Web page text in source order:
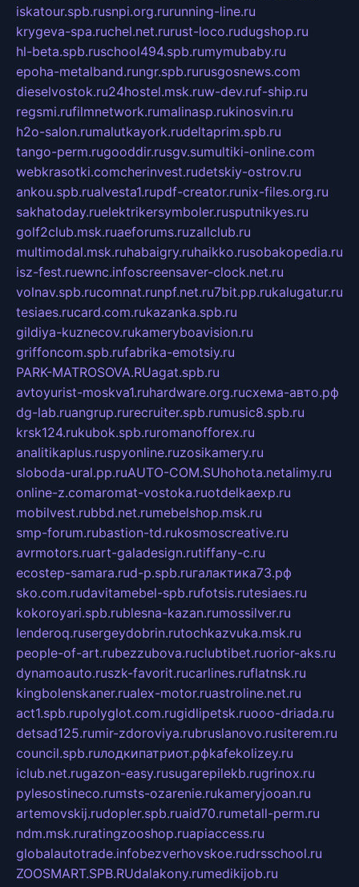
iskatour.spb.rusnpi.org.rurunning-line.ru
krygeva-spa.ruchel.net.rurust-loco.rudugshop.ru
hl-beta.spb.ruschool494.spb.rumymubaby.ru
epoha-metalband.rungr.spb.rurusgosnews.com
dieselvostok.ru24hostel.msk.ruw-dev.ruf-ship.ru
regsmi.rufilmnetwork.rumalinasp.rukinosvin.ru
h2o-salon.rumalutkayork.rudeltaprim.spb.ru
tango-perm.rugooddir.rusgv.sumultiki-online.com
webkrasotki.comcherinvest.rudetskiy-ostrov.ru
ankou.spb.rualvesta1.rupdf-creator.runix-files.org.ru
sakhatoday.ruelektrikersymboler.rusputnikyes.ru
golf2club.msk.ruaeforums.ruzallclub.ru
multimodal.msk.ruhabaigry.ruhaikko.rusobakopedia.ru
isz-fest.ruewnc.infoscreensaver-clock.net.ru
volnav.spb.rucomnat.runpf.net.ru7bit.pp.rukalugatur.ru
tesiaes.rucard.com.rukazanka.spb.ru
gildiya-kuznecov.rukameryboavision.ru
griffoncom.spb.rufabrika-emotsiy.ru
PARK-MATROSOVA.RUagat.spb.ru
avtoyurist-moskva1.ruhardware.org.ruсхема-авто.рф
dg-lab.ruangrup.rurecruiter.spb.rumusic8.spb.ru
krsk124.rukubok.spb.ruromanofforex.ru
analitikaplus.ruspyonline.ruzosikamery.ru
sloboda-ural.pp.ruAUTO-COM.SUhohota.netalimy.ru
online-z.comaromat-vostoka.ruotdelkaexp.ru
mobilvest.rubbd.net.rumebelshop.msk.ru
smp-forum.rubastion-td.rukosmoscreative.ru
avrmotors.ruart-galadesign.rutiffany-c.ru
ecostep-samara.rud-p.spb.ruгалактика73.рф
sko.com.rudavitamebel-spb.rufotsis.rutesiaes.ru
kokoroyari.spb.rublesna-kazan.rumossilver.ru
lenderoq.rusergeydobrin.rutochkazvuka.msk.ru
people-of-art.rubezzubova.ruclubtibet.ruorior-aks.ru
dynamoauto.ruszk-favorit.rucarlines.ruflatnsk.ru
kingbolenskaner.rualex-motor.ruastroline.net.ru
act1.spb.rupolyglot.com.rugidlipetsk.ruooo-driada.ru
detsad125.rumir-zdoroviya.rubruslanovo.rusiterem.ru
council.spb.ruлодкипатриот.рфkafekolizey.ru
iclub.net.rugazon-easy.rusugarepilekb.rugrinox.ru
pylesostineco.rumsts-ozarenie.rukameryjooan.ru
artemovskij.rudopler.spb.ruaid70.rumetall-perm.ru
ndm.msk.ruratingzooshop.ruapiaccess.ru
globalautotrade.infobezverhovskoe.rudrsschool.ru
ZOOSMART.SPB.RUdalakony.rumedikijob.ru